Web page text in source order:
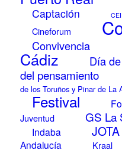
Captación
Cineforum
Convivencia
Cádiz Día
del pensamiento
de los Toruños y Pinar de La
Festival
Juventud
GS La
Indaba
Andalucía
Kraal